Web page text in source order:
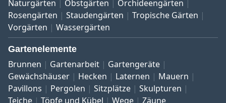
Naturgärten
Obstgärten
Orchideengärten
Rosengärten
Staudengärten
Tropische Gärten
Vorgärten
Wassergärten
Gartenelemente
Brunnen Gartenarbeit
Gartengeräte
Gewächshäuser
Hecken Laternen
Mauern
Pavillons
Pergolen Sitzplätze
Skulpturen
Teiche
Töpfe und Kübel Wege Zäune